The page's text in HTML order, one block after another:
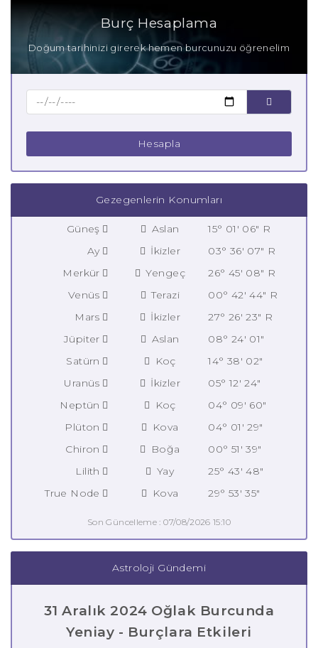
Burç Hesaplama
Doğum tarihinizi girerek hemen burcunuzu öğrenelim
Hesapla
Gezegenlerin Konumları
Güneş Aslan
15° 01' 06" R
Ay
İkizler
03° 36' 07" R
Merkür
Yengeç
26° 45' 08" R
Venüs
Terazi
00° 42' 44" R
Mars
İkizler
27° 26' 23" R
Jüpiter
Aslan
08° 24' 01"
Satürn
Koç
14° 38' 02"
Uranüs
İkizler
05° 12' 24"
Neptün
Koç
04° 09' 60"
Plüton
Kova
04° 01' 29"
Chiron
Boğa
00° 51' 39"
Lilith
Yay
25° 43' 48"
True Node
Kova 29° 53' 35"
Son Güncelleme : 07/08/2026 15:10
Astroloji Gündemi
31 Aralık 2024 Oğlak Burcunda
Yeniay - Burçlara Etkileri